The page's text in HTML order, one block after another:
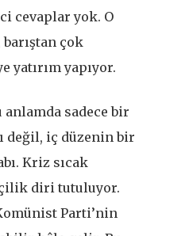
cevaplar yok. O
barıştan çok
yatırım yapıyor.
anlamda sadece bir
değil, iç düzenin bir
Kriz sıcak
diri tutuluyor.
Parti’nin